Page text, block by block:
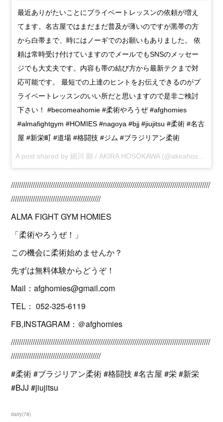
最近ありがたいことにプライベートレッスンの依頼が増え
てます。名古屋ではまだまだ普及が薄いのですが黒帯の方
から白帯まで、時にはノーギでのお願いもありました。 依
頼は常時受け付けていますのでメールでもSNSのメッセー
ジでも大丈夫です。内容も帯の結び方から最新テクまで対
応可能です。 最短での上達のヒントをお伝えできるのがプ
ライベートレッスンのいい所だと思いますので是非ご検討
下さい！ #becomeahomie #柔術やろうぜ #afghomies
#almafightgym #HOMIES #nagoya #bjj #jiujitsu #柔術 #名古
屋 #新栄町 #道場 #格闘技 #ジム #ブラジリアン柔術
A post shared by細川 顕 / AKIRA HOSOKAWA(@akirahosokawa16) on
////////////////////////////////////////////////////////////////////////////////////////////////////
/////////////////////////////////////////////
ALMA FIGHT GYM HOMIES
「柔術やろうぜ！」
この機会に柔術始めませんか？
先ずは無料体験からどうぞ！
Mail：afghomies@gmail.com
TEL： 052-325-6119
FB,INSTAGRAM：＠afghomies
////////////////////////////////////////////////////////////////////////////////////////////////////
/////////////////////////////////////////////
#柔術 #ブラジリアン柔術 #格闘技 #名古屋 #栄 #新栄
#BJJ #jiujitsu
dairy(78)